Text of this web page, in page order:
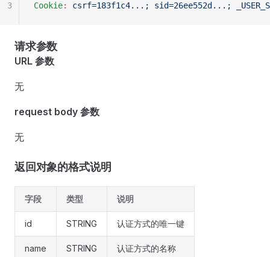
Cookie: csrf=183f1c4...; sid=26ee552d...;
3
请求参数
URL 参数
无
request body 参数
无
返回对象的格式说明
字段 类型 说明
id STRING 认证方式的唯一键
name STRING 认证方式的名称